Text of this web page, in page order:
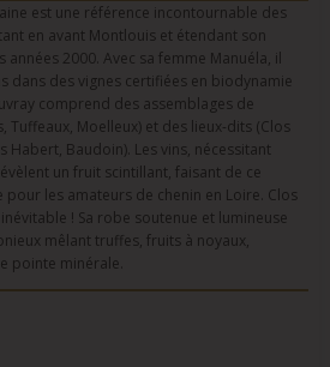
est une référence incontournable des
en avant Montlouis et étendant son
2000. Avec sa femme Manuéla, il
dans des vignes certifiées en biodynamie
comprend des assemblages de
Tuffeaux, Moelleux) et des lieux-dits (Clos
Habert, Baudoin). Les vins, nécessitant
un fruit scintillant, faisant de ce
les amateurs de chenin en Loire. Clos
! Sa robe soutenue et lumineuse
mêlant truffes, fruits à noyaux,
pointe minérale.